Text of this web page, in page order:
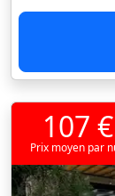
107 €
Prix moyen par